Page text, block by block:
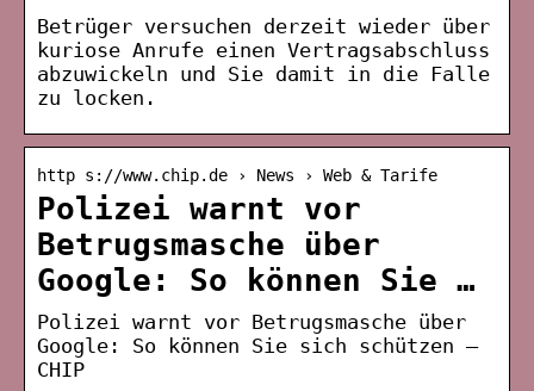
Betrüger versuchen derzeit wieder über
kuriose Anrufe einen Vertragsabschluss
abzuwickeln und Sie damit in die Falle
zu locken.
http s://www.chip.de › News › Web & Tarife
Polizei warnt vor
Betrugsmasche über
Google: So können Sie …
Polizei warnt vor Betrugsmasche über
Google: So können Sie sich schützen –
CHIP